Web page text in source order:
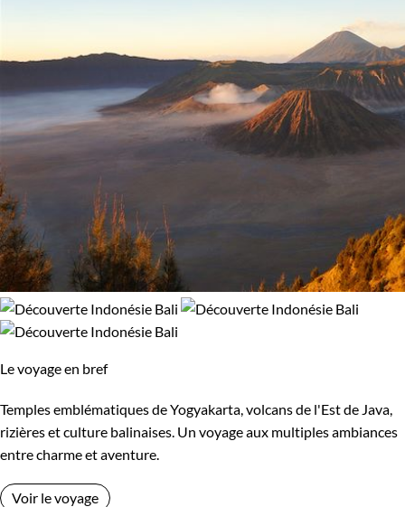
Le voyage en bref
Temples emblématiques de Yogyakarta, volcans de l'Est de Java,
rizières et culture balinaises. Un voyage aux multiples ambiances
entre charme et aventure.
Voir le voyage